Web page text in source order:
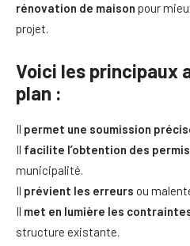
rénovation de maison pour
projet.
Voici les principaux
plan :
Il permet une soumission
Il facilite l’obtention des permis
municipalité.
Il prévient les erreurs ou
Il met en lumière les
structure existante.